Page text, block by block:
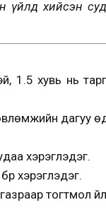
үйлд хийсэн
1.5 хувь нь
дагуу
хэрэглэдэг.
хэрэглэдэг.
тогтмол